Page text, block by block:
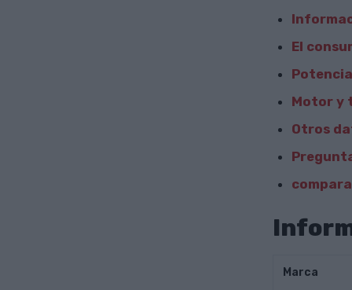
El
Motor y
Otros
Marca